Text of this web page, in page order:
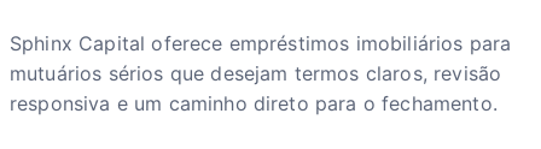
Sphinx Capital oferece empréstimos imobiliários para
mutuários sérios que desejam termos claros, revisão
responsiva e um caminho direto para o fechamento.